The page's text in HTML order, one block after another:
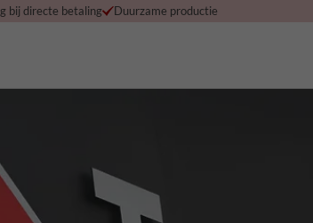
bij directe betaling Duurzame productie